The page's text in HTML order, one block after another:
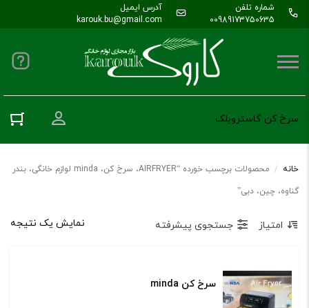
شماره تلفن
00989173750635
آدرس ایمیل
karouk.bu@gmail.com
سرخ کن گاستروبلک ورود به
خانه /
محصولات برچسب خورده “AIRFRYER، سرخ کن، minda لوازم خانگی، بندر
گناوه، چین، دبی”
نمایش یک نتیجه امتیاز جستجوی پیشرفته
سرخ کن minda